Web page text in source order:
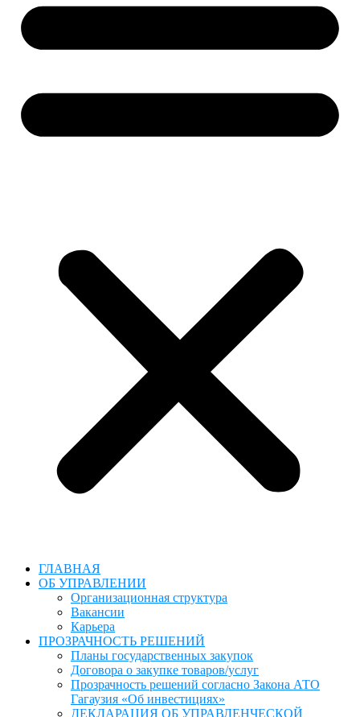
ГЛАВНАЯ
ОБ УПРАВЛЕНИИ
Организационная структура
Вакансии
Карьера
ПРОЗРАЧНОСТЬ РЕШЕНИЙ
Планы государственных закупок
Договора о закупке товаров/услуг
Прозрачность решений согласно Закона АТО
Гагаузия «Об инвестициях»
ДЕКЛАРАЦИЯ ОБ УПРАВЛЕНЧЕСКОЙ